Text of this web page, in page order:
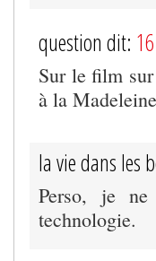
question dit:
Sur le film
à la
la vie dans les
Perso, je
technologie.